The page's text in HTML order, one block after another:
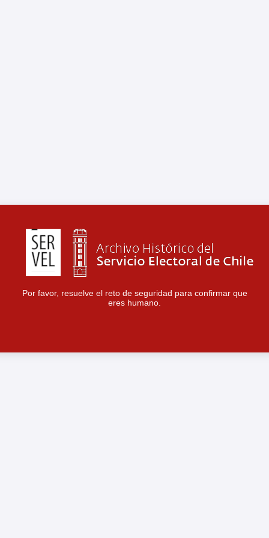
Por favor, resuelve el reto de seguridad para confirmar que
eres humano.